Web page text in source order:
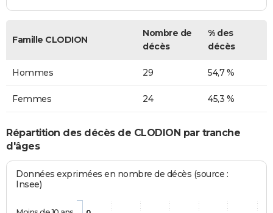
Famille CLODION
Nombre de
décès
% des
décès
Hommes 29 54,7 %
Femmes 24 45,3 %
Répartition des décès de CLODION par tranche
d'âges
Données exprimées en nombre de décès (source :
Insee)